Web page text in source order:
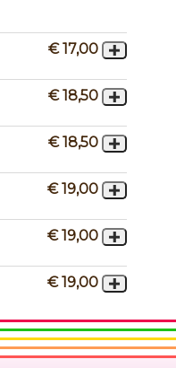
€ 17,00
€ 18,50
€ 18,50
€ 19,00
€ 19,00
€ 19,00